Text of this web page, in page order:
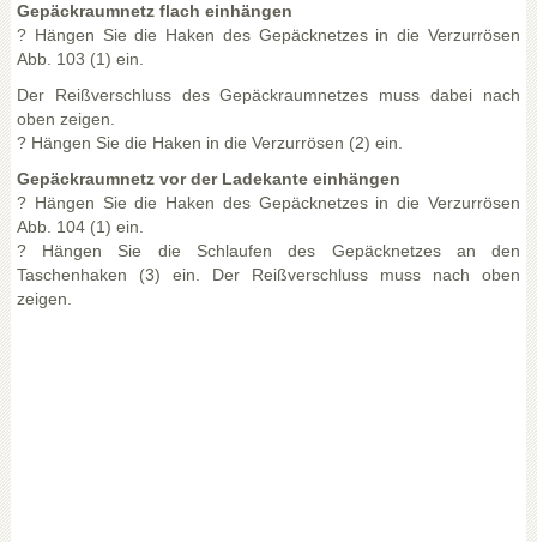
Gepäckraumnetz flach einhängen
? Hängen Sie die Haken des Gepäcknetzes in die Verzurrösen
Abb. 103 (1) ein.
Der Reißverschluss des Gepäckraumnetzes muss dabei nach
oben zeigen.
? Hängen Sie die Haken in die Verzurrösen (2) ein.
Gepäckraumnetz vor der Ladekante einhängen
? Hängen Sie die Haken des Gepäcknetzes in die Verzurrösen
Abb. 104 (1) ein.
? Hängen Sie die Schlaufen des Gepäcknetzes an den
Taschenhaken (3) ein. Der Reißverschluss muss nach oben
zeigen.